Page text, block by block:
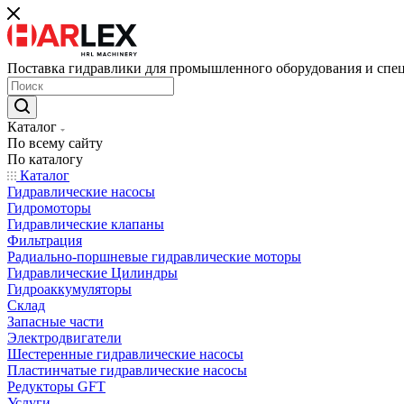
Поставка гидравлики для промышленного оборудования и
Каталог
По всему сайту
По каталогу
Каталог
Гидравлические насосы
Гидромоторы
Гидравлические клапаны
Фильтрация
Радиально-поршневые гидравлические моторы
Гидравлические Цилиндры
Гидроаккумуляторы
Склад
Запасные части
Электродвигатели
Шестеренные гидравлические насосы
Пластинчатые гидравлические насосы
Редукторы GFT